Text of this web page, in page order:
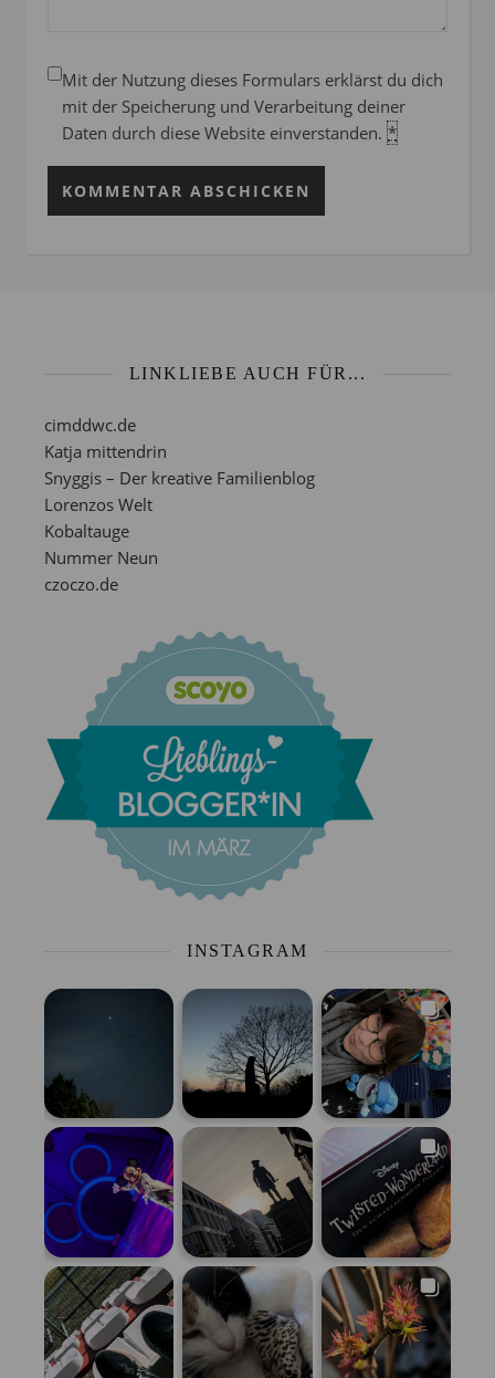
Mit der Nutzung dieses Formulars erklärst du dich
mit der Speicherung und Verarbeitung deiner
Daten durch diese Website einverstanden. *
LINKLIEBE AUCH FÜR...
cimddwc.de
Katja mittendrin
Snyggis – Der kreative Familienblog
Lorenzos Welt
Kobaltauge
Nummer Neun
czoczo.de
INSTAGRAM